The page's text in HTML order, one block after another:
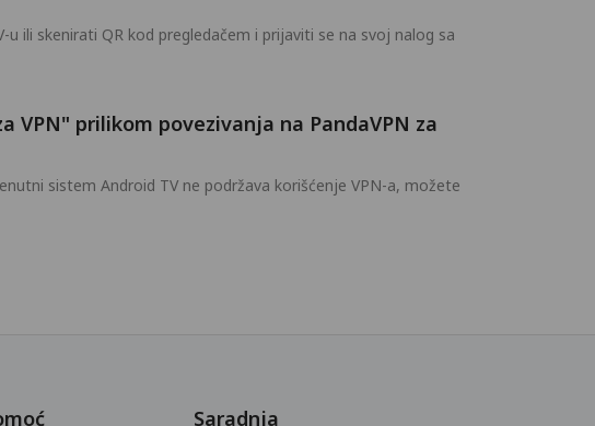
ili skenirati QR kod pregledačem i prijaviti se na svoj nalog sa
prilikom povezivanja na PandaVPN za
sistem Android TV ne podržava korišćenje VPN-a, možete
Saradnja